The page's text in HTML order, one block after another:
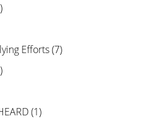
Efforts(7)
(1)